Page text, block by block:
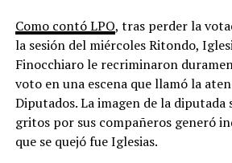
Como contó LPO, tras perder la
la sesión del miércoles Ritondo,
Finocchiaro le recriminaron
voto en una escena que llamó la
Diputados. La imagen de la diputada
gritos por sus compañeros generó
que se quejó fue Iglesias.